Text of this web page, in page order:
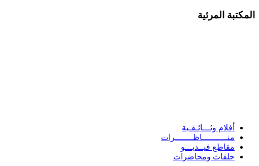
المكتبة المرئية
أفلام وثـــائـقـية
منــــــــــاظـــــــرات
مقاطع فيــديـــو
حلقات ومحاضرات